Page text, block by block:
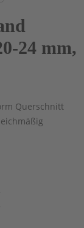
24 mm,
Querschnitt